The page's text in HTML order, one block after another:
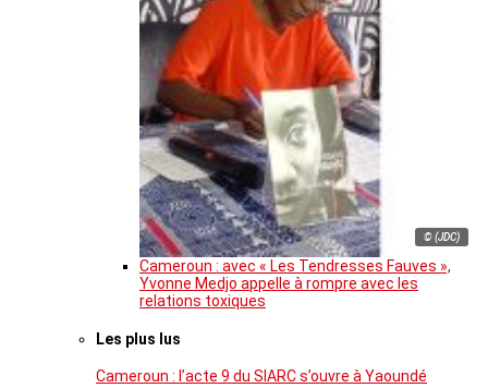
© (JDC)
Cameroun : avec « Les Tendresses Fauves »,
Yvonne Medjo appelle à rompre avec les
relations toxiques
Les plus lus
Cameroun : l’acte 9 du SIARC s’ouvre à Yaoundé